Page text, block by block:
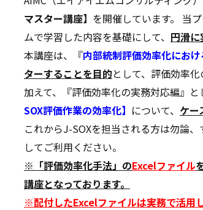
マスター講座】 を開催しています。 当プ
ムで学習した内容を基礎にして、 円滑
本講座は、『内部統制評価効率化にお
ターすることを目的として、評価効率
加えて、『評価効率化の実務対応編』
SOX評価作業の効率化】 について、 ケー
これからJ-SOXを担当される方は勿論
してご利用ください。
※「評価効率化手法」のExcelファイル
講座となっております。
※配付したExcelファイルは実務で活用